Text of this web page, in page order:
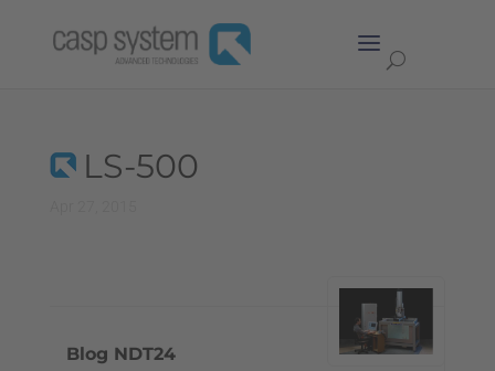
LS-500
Blog NDT24